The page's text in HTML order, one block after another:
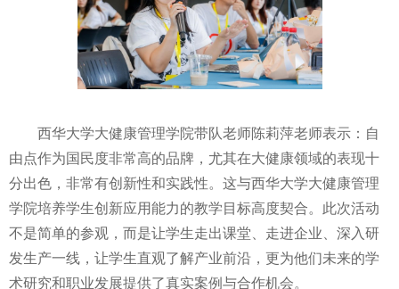
西华大学大健康管理学院带队老师陈莉萍老师表示：自
由点作为国民度非常高的品牌，尤其在大健康领域的表现十
分出色，非常有创新性和实践性。这与西华大学大健康管理
学院培养学生创新应用能力的教学目标高度契合。此次活动
不是简单的参观，而是让学生走出课堂、走进企业、深入研
发生产一线，让学生直观了解产业前沿，更为他们未来的学
术研究和职业发展提供了真实案例与合作机会。